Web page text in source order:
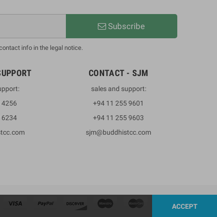
Subscribe
info in the legal notice.
4256
6234
CONTACT - SJM
sales and support:
+94 11 255 9601
+94 11 255 9603
sjm@buddhistcc.com
ACCEPT